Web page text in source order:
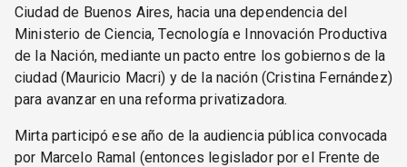
Ciudad de Buenos Aires, hacia una dependencia del
Ministerio de Ciencia, Tecnología e Innovación Productiva
de la Nación, mediante un pacto entre los gobiernos de la
ciudad (Mauricio Macri) y de la nación (Cristina Fernández)
para avanzar en una reforma privatizadora.
Mirta participó ese año de la audiencia pública convocada
por Marcelo Ramal (entonces legislador por el Frente de